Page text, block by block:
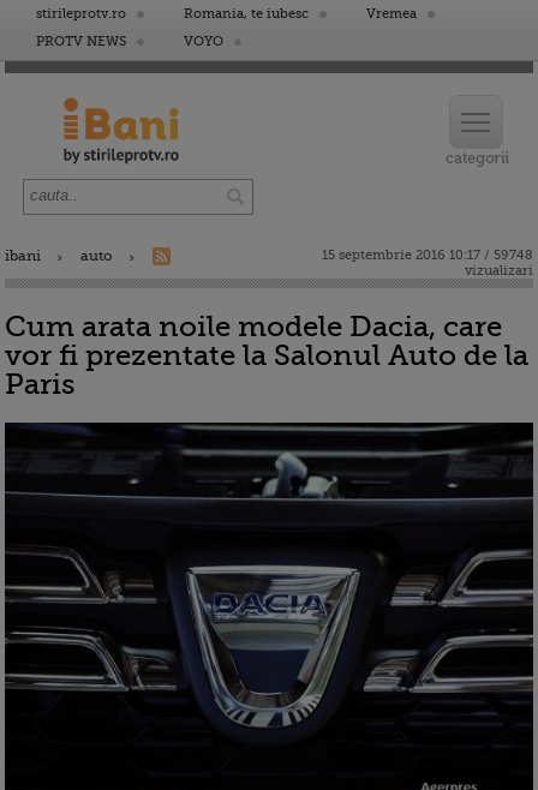
stirileprotv.ro Romania, te iubesc
Vremea
PROTV NEWS
VOYO
ibani auto
15 septembrie 2016 10:17 / 59748
vizualizari
Cum arata noile modele Dacia, care
vor fi prezentate la Salonul Auto de la
Paris